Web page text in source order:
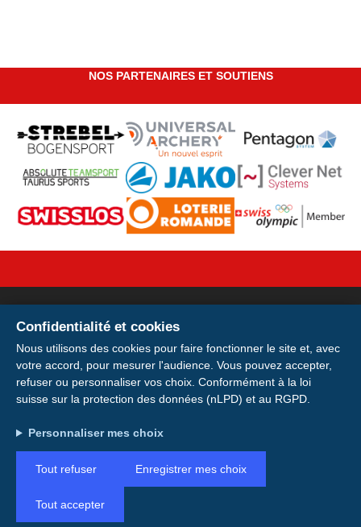
NOS PARTENAIRES ET SOUTIENS
Confidentialité et cookies
Nous utilisons des cookies pour faire fonctionner le site et, avec
votre accord, pour mesurer l'audience. Vous pouvez accepter,
refuser ou personnaliser vos choix. Conformément à la loi
suisse sur la protection des données (nLPD) et au RGPD.
Personnaliser mes choix
Tout refuser Enregistrer mes choix
Tout accepter
Votre licence sur votre
smartphone
Licence pour avoir votre licence et votre
QR code toujours avec vous, même hors